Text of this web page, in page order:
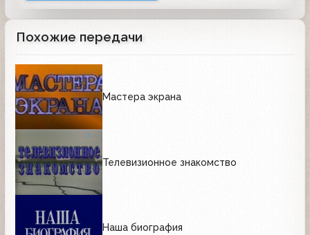
Похожие передачи
Мастера экрана
Телевизионное знакомство
Наша биография